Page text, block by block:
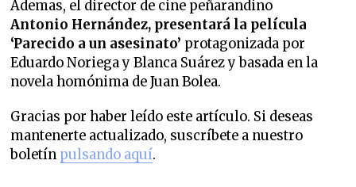
Ademas, el director de cine peñarandino
Antonio Hernández, presentará la película
‘Parecido a un asesinato’ protagonizada por
Eduardo Noriega y Blanca Suárez y basada en la
novela homónima de Juan Bolea.
Gracias por haber leído este artículo. Si deseas
mantenerte actualizado, suscríbete a nuestro
boletín pulsando aquí.